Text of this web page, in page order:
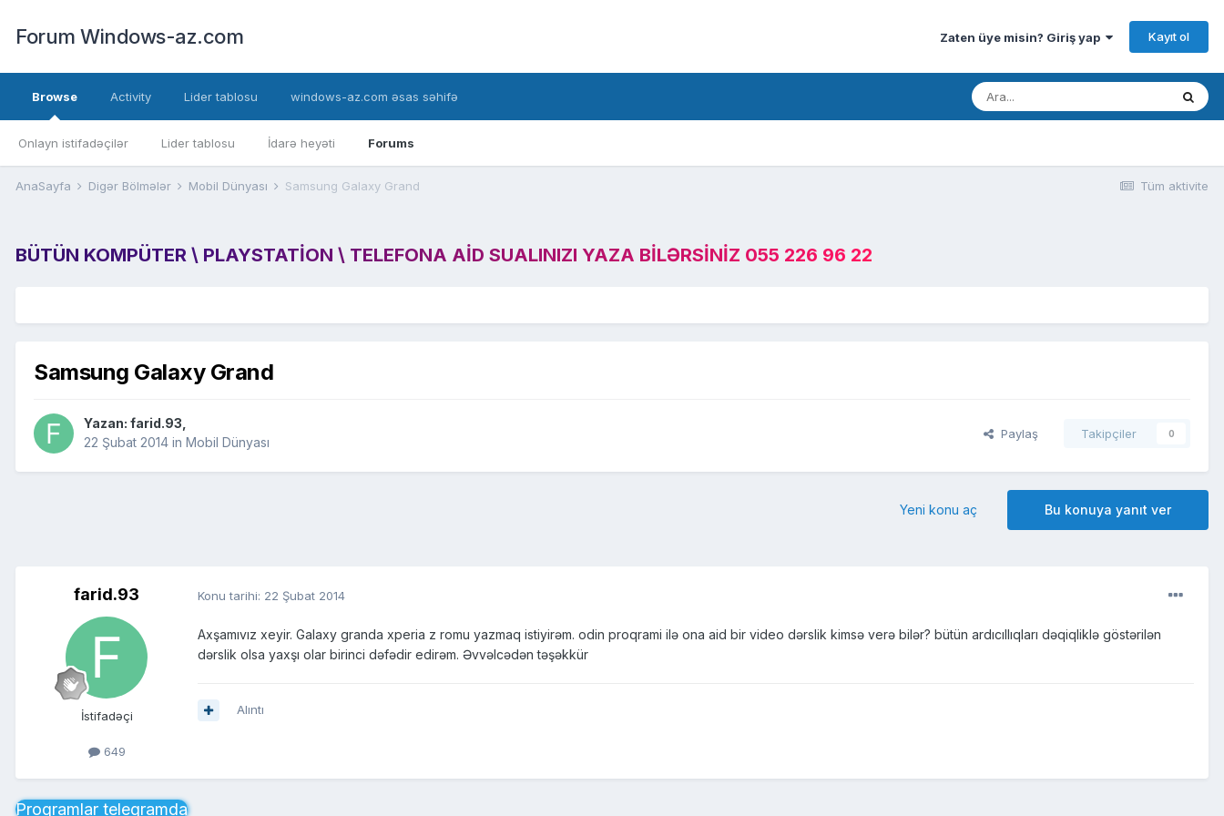
Forum Windows-az.com Zaten üye misin? Giriş yap Kayıt ol
Browse
Onlayn istifadəçilər Lider tablosu İdarə heyəti Forums
Activity Lider tablosu windows-az.com əsas səhifə
Tüm aktivite
AnaSayfa Digər Bölmələr Mobil Dünyası Samsung Galaxy Grand
BÜTÜN KOMPÜTER \ PLAYSTATION \ TELEFONA AID SUALINIZI YAZA BILƏRSINIZ 055 226 96 22
Samsung Galaxy Grand
Yazan: farid.93
22 Şubat 2014 in Mobil Dünyası
Paylaş Takipçiler 0
Bu konuya yanıt ver
Yeni konu aç
farid.93
İstifadəçi
649
Konu tarihi: 22 Şubat 2014
Axşamıvız xeyir. Galaxy granda xperia z romu yazmaq istiyirəm. odin proqrami ilə ona aid bir video dərslik kimsə verə bilər? bütün ardıcıllıqları dəqiqliklə göstərilən
dərslik olsa yaxşı olar birinci dəfədir edirəm. Əvvəlcədən təşəkkür
Alıntı
Proqramlar telegramda